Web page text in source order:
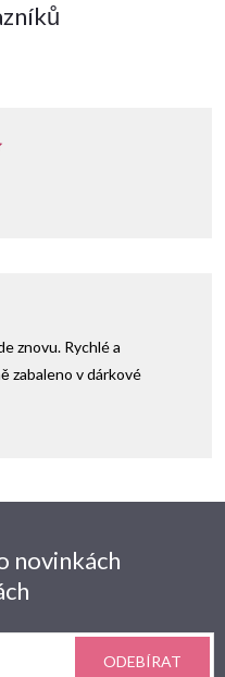
znovu. Rychlé a
zabaleno v dárkové
novinkách
ODEBÍRAT